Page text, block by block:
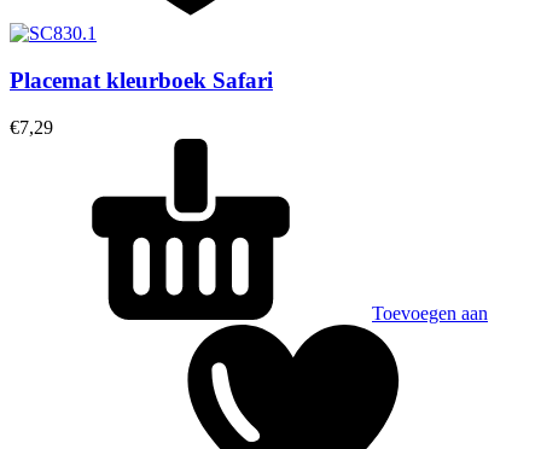
Placemat kleurboek Safari
€7,29
Toevoegen aan